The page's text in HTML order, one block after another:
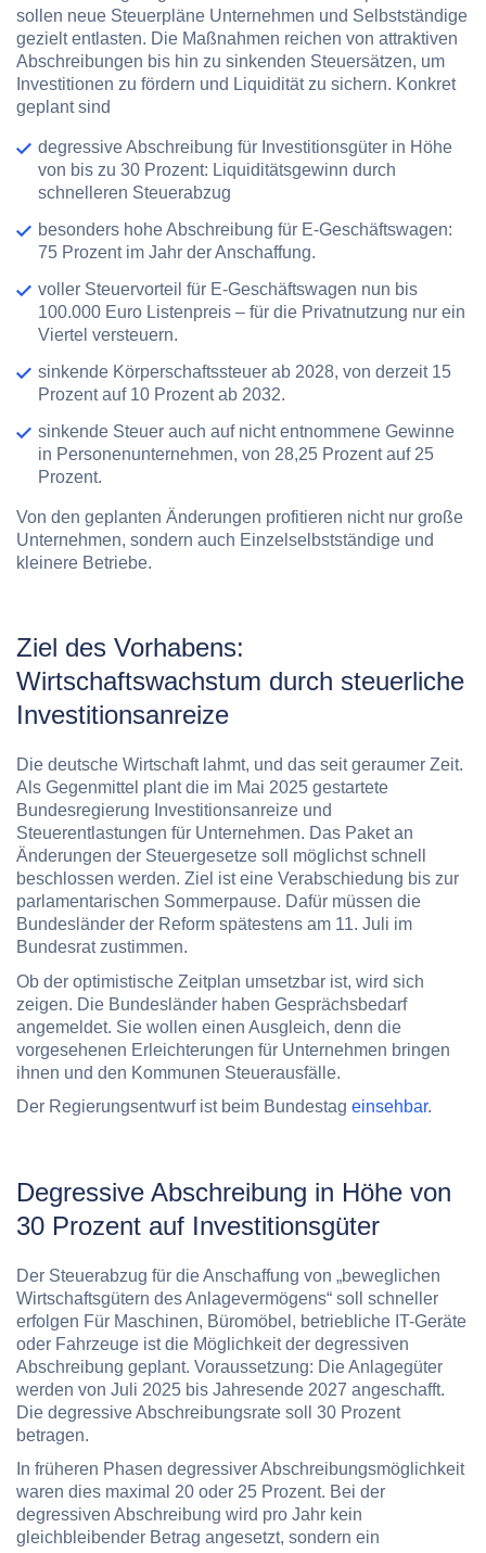
sollen neue Steuerpläne Unternehmen und Selbstständige
gezielt entlasten. Die Maßnahmen reichen von attraktiven
Abschreibungen bis hin zu sinkenden Steuersätzen, um
Investitionen zu fördern und Liquidität zu sichern. Konkret
geplant sind
degressive Abschreibung für Investitionsgüter in Höhe
von bis zu 30 Prozent: Liquiditätsgewinn durch
schnelleren Steuerabzug
besonders hohe Abschreibung für E-Geschäftswagen:
75 Prozent im Jahr der Anschaffung.
voller Steuervorteil für E-Geschäftswagen nun bis
100.000 Euro Listenpreis – für die Privatnutzung nur ein
Viertel versteuern.
sinkende Körperschaftssteuer ab 2028, von derzeit 15
Prozent auf 10 Prozent ab 2032.
sinkende Steuer auch auf nicht entnommene Gewinne
in Personenunternehmen, von 28,25 Prozent auf 25
Prozent.
Von den geplanten Änderungen profitieren nicht nur große
Unternehmen, sondern auch Einzelselbstständige und
kleinere Betriebe.
Ziel des Vorhabens:
Wirtschaftswachstum durch steuerliche
Investitionsanreize
Die deutsche Wirtschaft lahmt, und das seit geraumer Zeit.
Als Gegenmittel plant die im Mai 2025 gestartete
Bundesregierung Investitionsanreize und
Steuerentlastungen für Unternehmen. Das Paket an
Änderungen der Steuergesetze soll möglichst schnell
beschlossen werden. Ziel ist eine Verabschiedung bis zur
parlamentarischen Sommerpause. Dafür müssen die
Bundesländer der Reform spätestens am 11. Juli im
Bundesrat zustimmen.
Ob der optimistische Zeitplan umsetzbar ist, wird sich
zeigen. Die Bundesländer haben Gesprächsbedarf
angemeldet. Sie wollen einen Ausgleich, denn die
vorgesehenen Erleichterungen für Unternehmen bringen
ihnen und den Kommunen Steuerausfälle.
Der Regierungsentwurf ist beim Bundestag einsehbar.
Degressive Abschreibung in Höhe von
30 Prozent auf Investitionsgüter
Der Steuerabzug für die Anschaffung von „beweglichen
Wirtschaftsgütern des Anlagevermögens“ soll schneller
erfolgen Für Maschinen, Büromöbel, betriebliche IT-Geräte
oder Fahrzeuge ist die Möglichkeit der degressiven
Abschreibung geplant. Voraussetzung: Die Anlagegüter
werden von Juli 2025 bis Jahresende 2027 angeschafft.
Die degressive Abschreibungsrate soll 30 Prozent
betragen.
In früheren Phasen degressiver Abschreibungsmöglichkeit
waren dies maximal 20 oder 25 Prozent. Bei der
degressiven Abschreibung wird pro Jahr kein
gleichbleibender Betrag angesetzt, sondern ein